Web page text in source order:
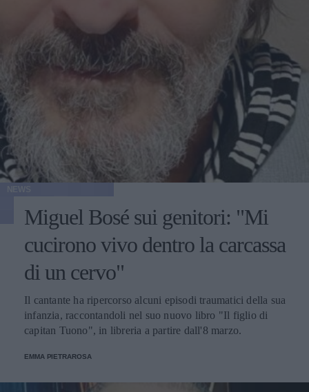
Miguel Bosé sui genitori: "Mi
cucirono vivo dentro la carcassa
di un cervo"
Il cantante ha ripercorso alcuni episodi traumatici della sua
infanzia, raccontandoli nel suo nuovo libro "Il figlio di
capitan Tuono", in libreria a partire dall'8 marzo.
EMMA PIETRAROSA